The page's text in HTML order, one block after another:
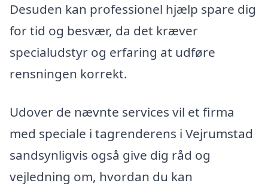
Desuden kan professionel hjælp spare dig
for tid og besvær, da det kræver
specialudstyr og erfaring at udføre
rensningen korrekt.
Udover de nævnte services vil et firma
med speciale i tagrenderens i Vejrumstad
sandsynligvis også give dig råd og
vejledning om, hvordan du kan